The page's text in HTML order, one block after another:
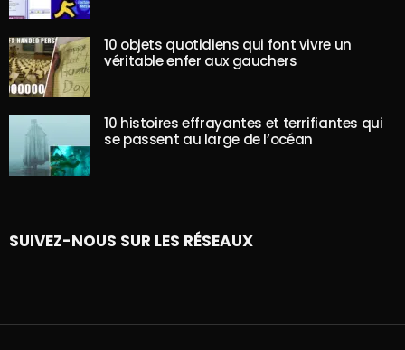
10 objets quotidiens qui font vivre un
véritable enfer aux gauchers
10 histoires effrayantes et terrifiantes qui
se passent au large de l’océan
SUIVEZ-NOUS SUR LES RÉSEAUX